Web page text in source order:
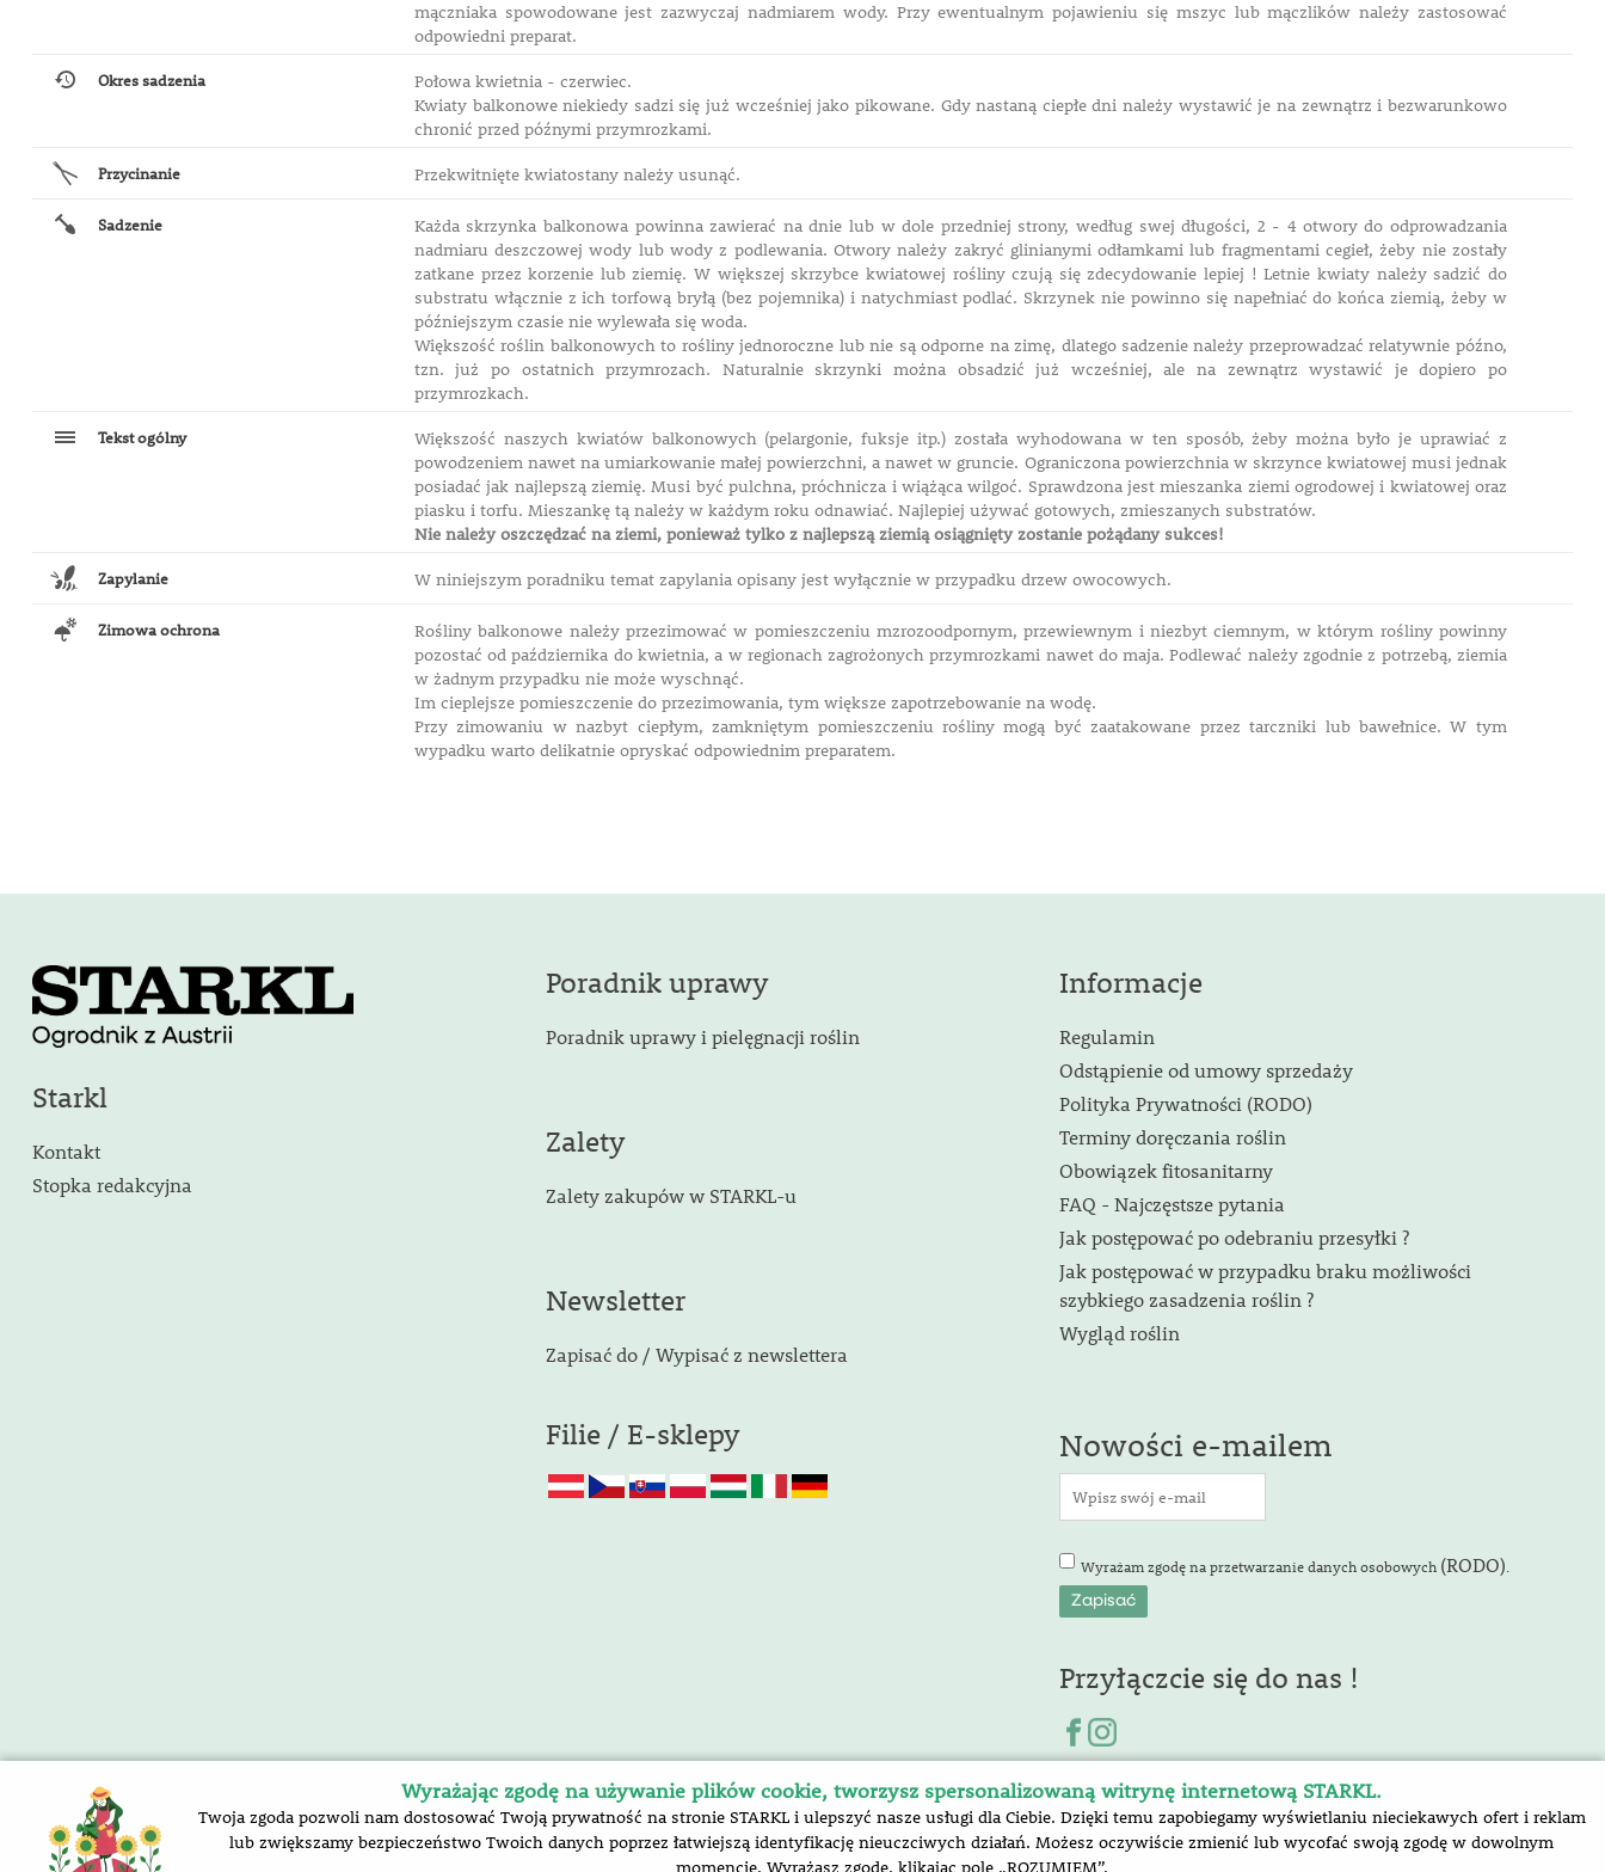
mączniaka spowodowane jest zazwyczaj nadmiarem wody. Przy ewentualnym pojawieniu się mszyc lub mączlików należy zastosować
odpowiedni preparat.
Okres sadzenia
Połowa kwietnia - czerwiec.
Kwiaty balkonowe niekiedy sadzi się już wcześniej jako pikowane. Gdy nastaną ciepłe dni należy wystawić je na zewnątrz i bezwarunkowo
chronić przed późnymi przymrozkami.
Przycinanie Przekwitnięte kwiatostany należy usunąć.
Sadzenie
Każda skrzynka balkonowa powinna zawierać na dnie lub w dole przedniej strony, według swej długości, 2 - 4 otwory do odprowadzania
nadmiaru deszczowej wody lub wody z podlewania. Otwory należy zakryć glinianymi odłamkami lub fragmentami cegieł, żeby nie zostały
zatkane przez korzenie lub ziemię. W większej skrzybce kwiatowej rośliny czują się zdecydowanie lepiej ! Letnie kwiaty należy sadzić do
substratu włącznie z ich torfową bryłą (bez pojemnika) i natychmiast podlać. Skrzynek nie powinno się napełniać do końca ziemią, żeby w
późniejszym czasie nie wylewała się woda.
Większość roślin balkonowych to rośliny jednoroczne lub nie są odporne na zimę, dlatego sadzenie należy przeprowadzać relatywnie późno,
tzn. już po ostatnich przymrozach. Naturalnie skrzynki można obsadzić już wcześniej, ale na zewnątrz wystawić je dopiero po
przymrozkach.
Tekst ogólny
Większość naszych kwiatów balkonowych (pelargonie, fuksje itp.) została wyhodowana w ten sposób, żeby można było je uprawiać z
powodzeniem nawet na umiarkowanie małej powierzchni, a nawet w gruncie. Ograniczona powierzchnia w skrzynce kwiatowej musi jednak
posiadać jak najlepszą ziemię. Musi być pulchna, próchnicza i wiążąca wilgoć. Sprawdzona jest mieszanka ziemi ogrodowej i kwiatowej oraz
piasku i torfu. Mieszankę tą należy w każdym roku odnawiać. Najlepiej używać gotowych, zmieszanych substratów.
Nie należy oszczędzać na ziemi, ponieważ tylko z najlepszą ziemią osiągnięty zostanie pożądany sukces!
Zapylanie W niniejszym poradniku temat zapylania opisany jest wyłącznie w przypadku drzew owocowych.
Zimowa ochrona
Rośliny balkonowe należy przezimować w pomieszczeniu mzrozoodpornym, przewiewnym i niezbyt ciemnym, w którym rośliny powinny
pozostać od października do kwietnia, a w regionach zagrożonych przymrozkami nawet do maja. Podlewać należy zgodnie z potrzebą, ziemia
w żadnym przypadku nie może wyschnąć.
Im cieplejsze pomieszczenie do przezimowania, tym większe zapotrzebowanie na wodę.
Przy zimowaniu w nazbyt ciepłym, zamkniętym pomieszczeniu rośliny mogą być zaatakowane przez tarczniki lub bawełnice. W tym
wypadku warto delikatnie opryskać odpowiednim preparatem.
Starkl
Kontakt
Stopka redakcyjna
Poradnik uprawy
Poradnik uprawy i pielęgnacji roślin
Zalety
Zalety zakupów w STARKL-u
Newsletter
Zapisać do / Wypisać z newslettera
Filie / E-sklepy
Informacje
Regulamin
Odstąpienie od umowy sprzedaży
Polityka Prywatności (RODO)
Terminy doręczania roślin
Obowiązek fitosanitarny
FAQ - Najczęstsze pytania
Jak postępować po odebraniu przesyłki ?
Jak postępować w przypadku braku możliwości
szybkiego zasadzenia roślin ?
Wygląd roślin
Nowości e-mailem
Wyrażam zgodę na przetwarzanie danych osobowych (RODO)
Przyłączcie się do nas !
Wyrażając zgodę na używanie plików cookie, tworzysz spersonalizowaną witrynę internetową STARKL.
Twoja zgoda pozwoli nam dostosować Twoją prywatność na stronie STARKL i ulepszyć nasze usługi dla Ciebie. Dzięki temu zapobiegamy wyświetlaniu nieciekawych ofert i reklam
lub zwiększamy bezpieczeństwo Twoich danych poprzez łatwiejszą identyfikację nieuczciwych działań. Możesz oczywiście zmienić lub wycofać swoją zgodę w dowolnym
momencie. Wyrażasz zgodę, klikając pole „ROZUMIEM”.